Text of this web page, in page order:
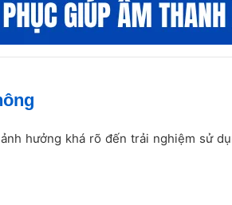
hưởng khá rõ đến trải nghiệm sử